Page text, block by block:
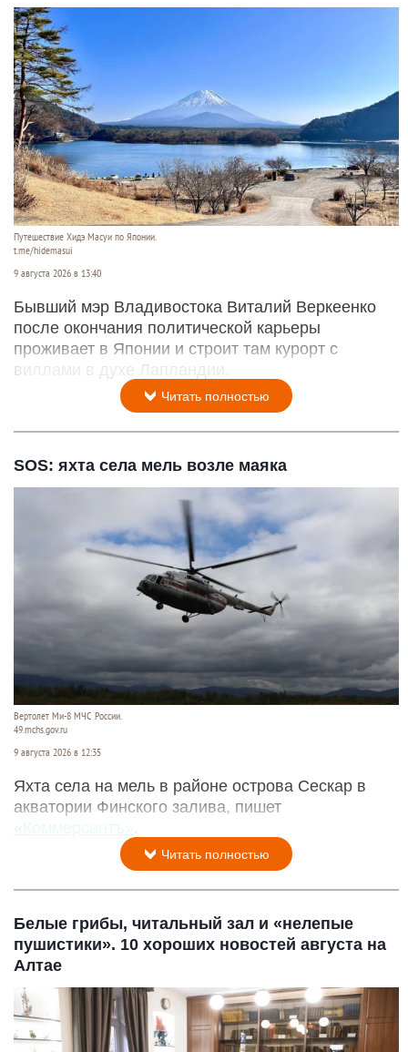
Путешествие Хидэ Масуи по Японии.
t.me/hidemasui
9 августа 2026 в 13:40
Бывший мэр Владивостока Виталий Веркеенко
после окончания политической карьеры
проживает в Японии и строит там курорт с
виллами в духе Лапландии.
Читать полностью
SOS: яхта села мель возле маяка
Вертолет Ми-8 МЧС России.
49.mchs.gov.ru
9 августа 2026 в 12:35
Яхта села на мель в районе острова Сескар в
акватории Финского залива, пишет
«Коммерсантъ»
Читать полностью
Белые грибы, читальный зал и «нелепые
пушистики». 10 хороших новостей августа на
Алтае